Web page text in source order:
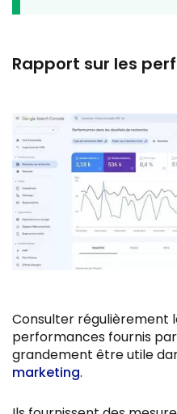
Rapport sur les
Consulter régulièrement
performances fournis
grandement être utile
marketing.